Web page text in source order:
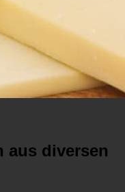
aus diversen